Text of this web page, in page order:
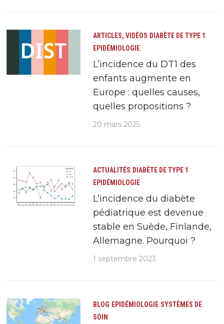
ARTICLES, VIDÉOS DIABÈTE DE TYPE 1
EPIDÉMIOLOGIE
L’incidence du DT1 des
enfants augmente en
Europe : quelles causes,
quelles propositions ?
20 mars 2025
ACTUALITÉS DIABÈTE DE TYPE 1
EPIDÉMIOLOGIE
L’incidence du diabète
pédiatrique est devenue
stable en Suède, Finlande,
Allemagne. Pourquoi ?
1 septembre 2023
BLOG EPIDÉMIOLOGIE SYSTÈMES DE
SOIN